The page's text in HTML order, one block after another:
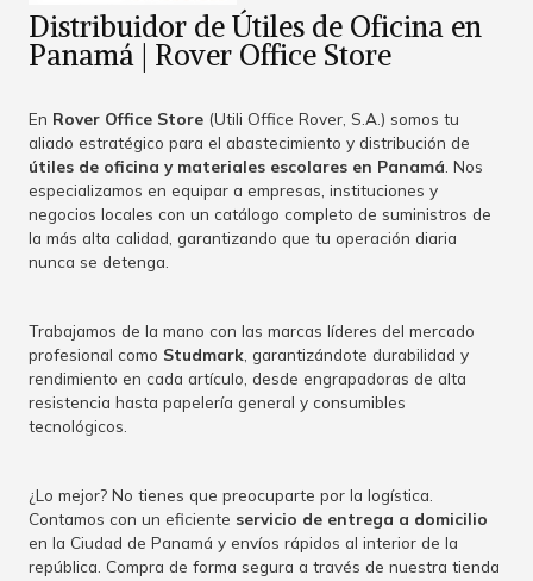
Distribuidor de Útiles de Oficina en
Panamá | Rover Office Store
En Rover Office Store (Utili Office Rover, S.A.) somos tu
aliado estratégico para el abastecimiento y distribución de
útiles de oficina y materiales escolares en Panamá . Nos
especializamos en equipar a empresas, instituciones y
negocios locales con un catálogo completo de suministros de
la más alta calidad, garantizando que tu operación diaria
nunca se detenga.
Trabajamos de la mano con las marcas líderes del mercado
profesional como Studmark , garantizándote durabilidad y
rendimiento en cada artículo, desde engrapadoras de alta
resistencia hasta papelería general y consumibles
tecnológicos.
¿Lo mejor? No tienes que preocuparte por la logística.
Contamos con un eficiente servicio de entrega a domicilio
en la Ciudad de Panamá y envíos rápidos al interior de la
república. Compra de forma segura a través de nuestra tienda